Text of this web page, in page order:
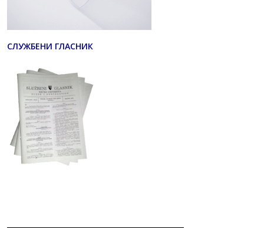
СЛУЖБЕНИ ГЛАСНИК